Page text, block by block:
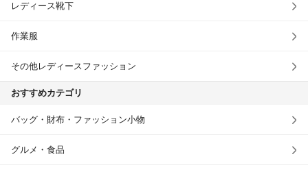
レディース靴下
作業服
その他レディースファッション
おすすめカテゴリ
バッグ・財布・ファッション小物
グルメ・食品